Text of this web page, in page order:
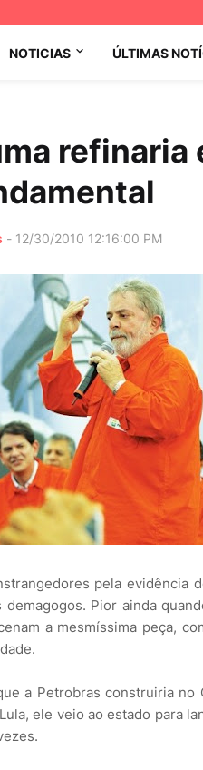
NOTICIAS ÚLTIMAS
refinaria
- 12/30/2010 12:16:00 PM
pela evidência
Pior ainda
a mesmíssima peça,
a Petrobras construiria no
ele veio ao estado para